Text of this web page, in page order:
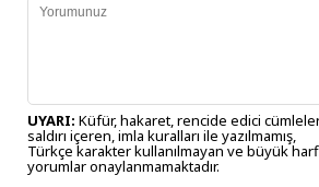
UYARI: Küfür, hakaret, rencide edici
saldırı içeren, imla kuralları ile yazılmamış,
Türkçe karakter kullanılmayan ve büyük
yorumlar onaylanmamaktadır.